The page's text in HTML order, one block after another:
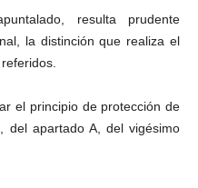
resulta prudente
la distinción que realiza el
el principio de protección de
del apartado A, del vigésimo